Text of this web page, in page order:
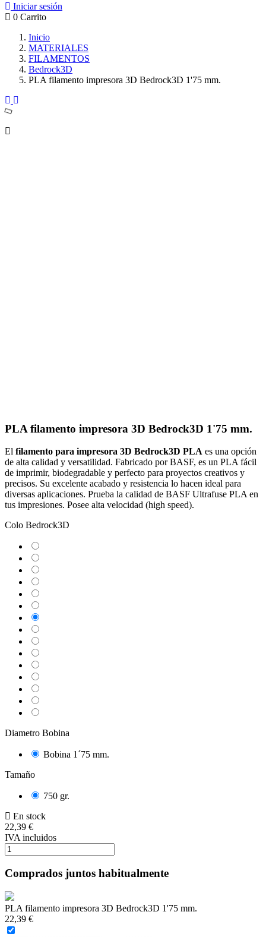
Iniciar sesión
0 Carrito
Inicio
MATERIALES
FILAMENTOS
Bedrock3D
PLA filamento impresora 3D Bedrock3D 1'75 mm.
PLA filamento impresora 3D Bedrock3D 1'75 mm.
El filamento para impresora 3D Bedrock3D PLA es una opción
de alta calidad y versatilidad. Fabricado por BASF, es un PLA fácil
de imprimir, biodegradable y perfecto para proyectos creativos y
precisos. Su excelente acabado y resistencia lo hacen ideal para
diversas aplicaciones. Prueba la calidad de BASF Ultrafuse PLA en
tus impresiones. Posee alta velocidad (high speed).
Colo Bedrock3D
Diametro Bobina
Bobina 1´75 mm.
Tamaño
750 gr.
En stock
22,39 €
IVA incluidos
Comprados juntos habitualmente
PLA filamento impresora 3D Bedrock3D 1'75 mm.
22,39 €